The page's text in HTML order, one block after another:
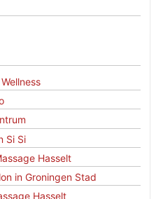
Si Si
Hasselt
in Groningen Stad
Hasselt